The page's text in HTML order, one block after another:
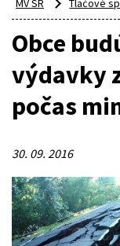
MV SR Tlačové
Obce
výdavky
počas
30. 09. 2016